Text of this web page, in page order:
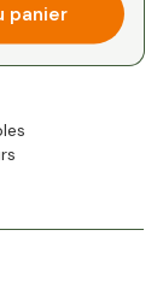
panier